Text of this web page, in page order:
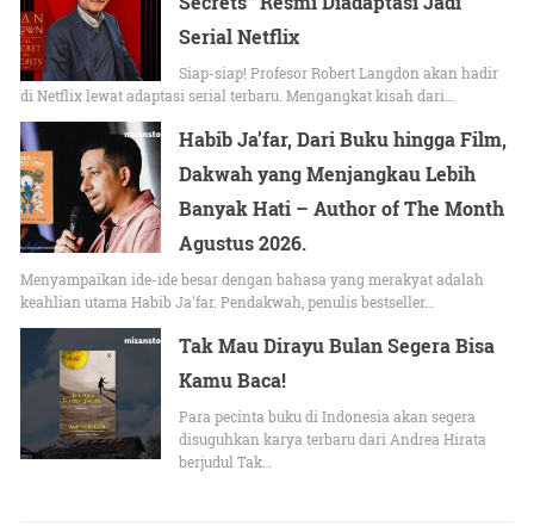
Serial Netflix
Siap-siap! Profesor Robert Langdon akan hadir
di Netflix lewat adaptasi serial terbaru. Mengangkat kisah dari…
Habib Ja’far, Dari Buku hingga Film,
Dakwah yang Menjangkau Lebih
Banyak Hati – Author of The Month
Agustus 2026.
Menyampaikan ide-ide besar dengan bahasa yang merakyat adalah
keahlian utama Habib Ja'far. Pendakwah, penulis bestseller…
Tak Mau Dirayu Bulan Segera Bisa
Kamu Baca!
Para pecinta buku di Indonesia akan segera
disuguhkan karya terbaru dari Andrea Hirata
berjudul Tak…